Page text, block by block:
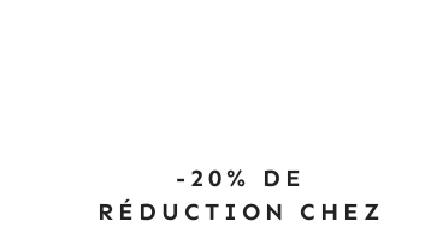
-20% DE
RÉDUCTION CHEZ